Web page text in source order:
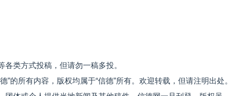
类方式投稿，但请勿一稿多投。
”的所有内容，版权均属于“信德”所有。欢迎转载，但请注明出处。